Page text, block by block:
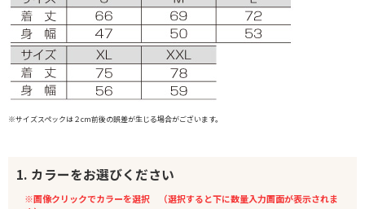
※サイズスペックは２cm前後の誤差が生じる場合がございます。
1. カラーをお選びください
※画像クリックでカラーを選択 （選択すると下に数量入力画面が表示されま